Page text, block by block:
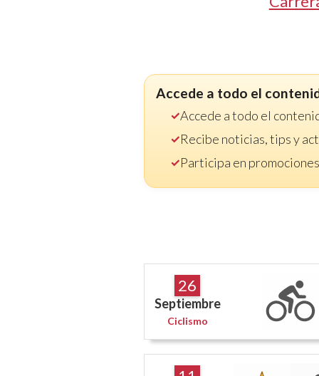
Accede a todo el
Accede a todo el
Recibe noticias, tips y
Participa en
26
Septiembre
Ciclismo